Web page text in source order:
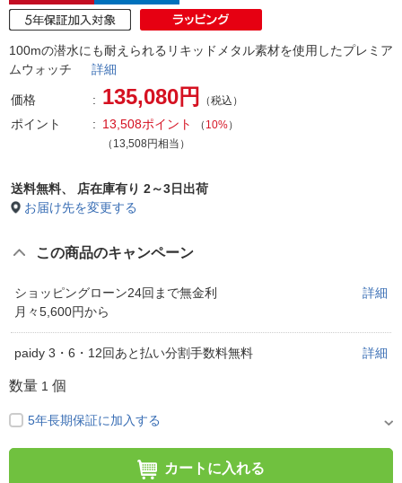
100mの潜水にも耐えられるリキッドメタル素材を使用したプレミア
ムウォッチ 詳細
価格 135,080円 （税込）
ポイント 13,508ポイント （ 10%）
（13,508円相当）
送料無料、
店在庫有り 2～3日出荷
お届け先を変更する
この商品のキャンペーン
ショッピングローン24回まで無金利
月々5,600円から
詳細
paidy 3・6・12回あと払い分割手数料無料 詳細
数量 1 個
5年長期保証に加入する
カートに入れる